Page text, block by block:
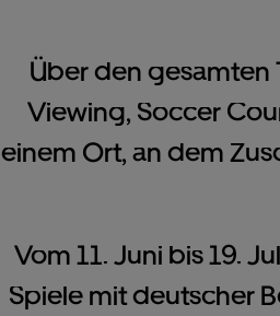
Über den gesamten
Viewing, Soccer
einem Ort, an dem
Vom 11. Juni bis 19.
Spiele mit deutscher